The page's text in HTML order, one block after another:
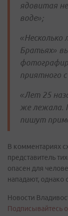
ядовитая
воде»;
«Несколько
Братьях»
приятного
«Лет 25
же лежала.
пишут
В комментариях
представитель
опасен для
нападают, однако
Новости
Подписывайтесь